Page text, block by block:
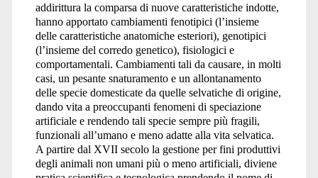
addirittura la comparsa di nuove caratteristiche indotte,
hanno apportato cambiamenti fenotipici (l’insieme
delle caratteristiche anatomiche esteriori), genotipici
(l’insieme del corredo genetico), fisiologici e
comportamentali. Cambiamenti tali da causare, in molti
casi, un pesante snaturamento e un allontanamento
delle specie domesticate da quelle selvatiche di origine,
dando vita a preoccupanti fenomeni di speciazione
artificiale e rendendo tali specie sempre più fragili,
funzionali all’umano e meno adatte alla vita selvatica.
A partire dal XVII secolo la gestione per fini produttivi
degli animali non umani più o meno artificiali, diviene